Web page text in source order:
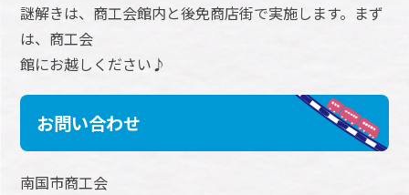
謎解きは、商工会館内と後免商店街で実施します。まず
は、商工会
館にお越しください♪
お問い合わせ
南国市商工会